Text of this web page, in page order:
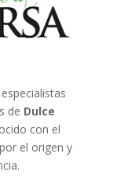
de Dulce
con el
el origen y